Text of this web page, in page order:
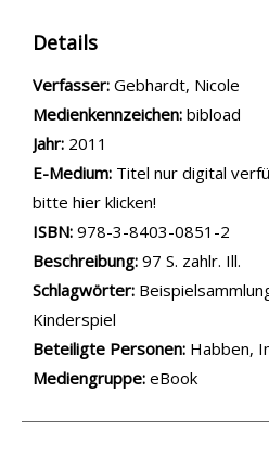
Details
Verfasser: Suche nach diesem
Gebhardt, Nicole
Medienkennzeichen: bibload
Jahr: 2011
E-Medium: Titel nur digital
bitte hier klicken!
Diesen Link in neuem Tab öffnen
Suche nach dieser Systematik
Suche nach diesem
ISBN: 978-3-8403-0851-2
Beschreibung: 97 S. zahlr. Ill.
Schlagwörter:
Kinderspiel
Beteiligte Personen: Suche
Habben,
Mediengruppe: eBook